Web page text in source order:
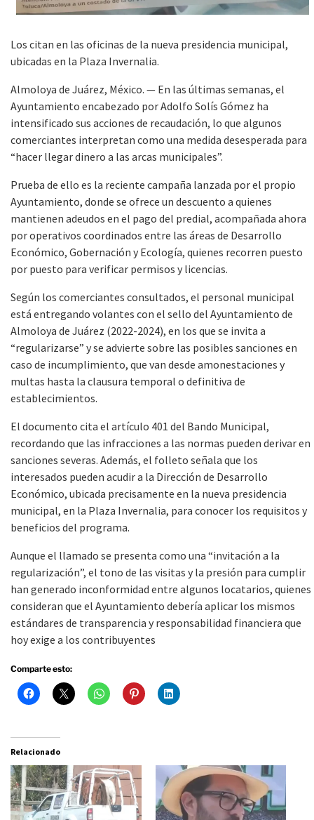
Los citan en las oficinas de la nueva presidencia municipal,
ubicadas en la Plaza Invernalia.
Almoloya de Juárez, México. — En las últimas semanas, el
Ayuntamiento encabezado por Adolfo Solís Gómez ha
intensificado sus acciones de recaudación, lo que algunos
comerciantes interpretan como una medida desesperada para
“hacer llegar dinero a las arcas municipales”.
Prueba de ello es la reciente campaña lanzada por el propio
Ayuntamiento, donde se ofrece un descuento a quienes
mantienen adeudos en el pago del predial, acompañada ahora
por operativos coordinados entre las áreas de Desarrollo
Económico, Gobernación y Ecología, quienes recorren puesto
por puesto para verificar permisos y licencias.
Según los comerciantes consultados, el personal municipal
está entregando volantes con el sello del Ayuntamiento de
Almoloya de Juárez (2022-2024), en los que se invita a
“regularizarse” y se advierte sobre las posibles sanciones en
caso de incumplimiento, que van desde amonestaciones y
multas hasta la clausura temporal o definitiva de
establecimientos.
El documento cita el artículo 401 del Bando Municipal,
recordando que las infracciones a las normas pueden derivar en
sanciones severas. Además, el folleto señala que los
interesados pueden acudir a la Dirección de Desarrollo
Económico, ubicada precisamente en la nueva presidencia
municipal, en la Plaza Invernalia, para conocer los requisitos y
beneficios del programa.
Aunque el llamado se presenta como una “invitación a la
regularización”, el tono de las visitas y la presión para cumplir
han generado inconformidad entre algunos locatarios, quienes
consideran que el Ayuntamiento debería aplicar los mismos
estándares de transparencia y responsabilidad financiera que
hoy exige a los contribuyentes
Comparte esto:
Relacionado